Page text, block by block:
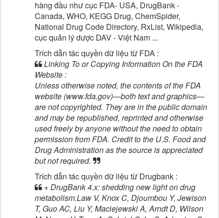
hàng đầu như cục FDA- USA, DrugBank -
Canada, WHO, KEGG Drug, ChemSpider,
National Drug Code Directory, RxList, Wikipedia,
cục quản lý dược DAV - Việt Nam ...
Trích dẫn tác quyền dữ liệu từ FDA :
Linking To or Copying Information On the FDA
Website :
Unless otherwise noted, the contents of the FDA
website (www.fda.gov)—both text and graphics—
are not copyrighted. They are in the public domain
and may be republished, reprinted and otherwise
used freely by anyone without the need to obtain
permission from FDA. Credit to the U.S. Food and
Drug Administration as the source is appreciated
but not required.
Trích dẫn tác quyền dữ liệu từ Drugbank :
+ DrugBank 4.x: shedding new light on drug
metabolism.Law V, Knox C, Djoumbou Y, Jewison
T, Guo AC, Liu Y, Maciejewski A, Arndt D, Wilson